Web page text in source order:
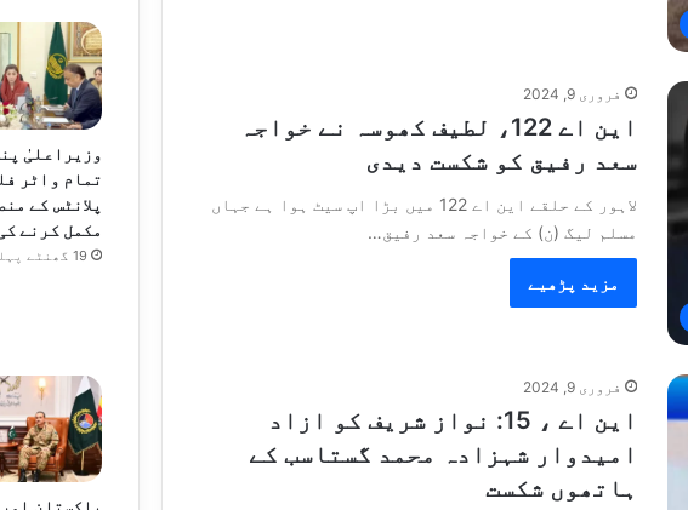
فروری 9, 2024
این اے 122، لطیف کھوسہ نے خواجہ
سعد رفیق کو شکست دیدی
لاہور کے حلقے این اے 122 میں بڑا اپ سیٹ ہوا ہے جہاں
مسلم لیگ (ن) کے خواجہ سعد رفیق…
مزید پڑھیے
فروری 9, 2024
این اے ، 15: نواز شریف کو ازاد
امیدوار شہزادہ محمد گستاسب کے
ہاتھوں شکست
وزیراعلیٰ
تمام واٹر
پلانٹس کے
مکمل کرنے
19 گھنٹے پہلے